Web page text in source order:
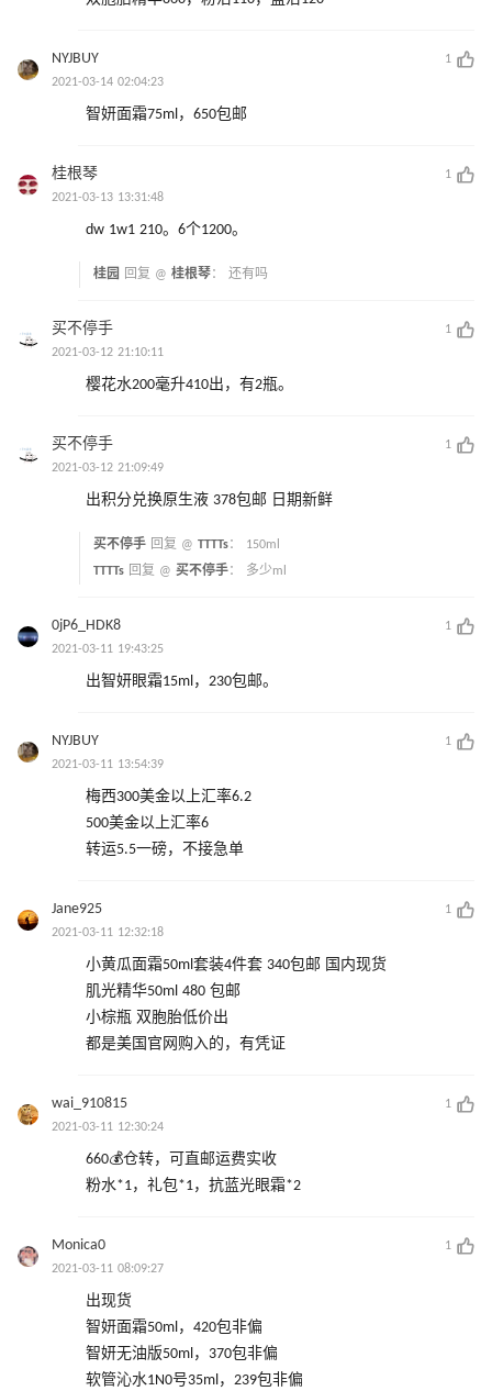
NYJBUY
1
2021-03-14 02:04:23
智妍面霜75ml，650包邮
桂根琴
1
2021-03-13 13:31:48
dw 1w1 210。6个1200。
桂园 回复 @ 桂根琴： 还有吗
买不停手
1
2021-03-12 21:10:11
樱花水200毫升410出，有2瓶。
买不停手
1
2021-03-12 21:09:49
出积分兑换原生液 378包邮 日期新鲜
买不停手 回复 @ TTTTs： 150ml
TTTTs 回复 @ 买不停手： 多少ml
0jP6_HDK8
1
2021-03-11 19:43:25
出智妍眼霜15ml，230包邮。
NYJBUY
1
2021-03-11 13:54:39
梅西300美金以上汇率6.2
500美金以上汇率6
转运5.5一磅，不接急单
Jane925
1
2021-03-11 12:32:18
小黄瓜面霜50ml套装4件套 340包邮 国内现货
肌光精华50ml 480 包邮
小棕瓶 双胞胎低价出
都是美国官网购入的，有凭证
wai_910815
1
2021-03-11 12:30:24
660💰仓转，可直邮运费实收
粉水*1，礼包*1，抗蓝光眼霜*2
Monica0
1
2021-03-11 08:09:27
出现货
智妍面霜50ml，420包非偏
智妍无油版50ml，370包非偏
软管沁水1N0号35ml，239包非偏